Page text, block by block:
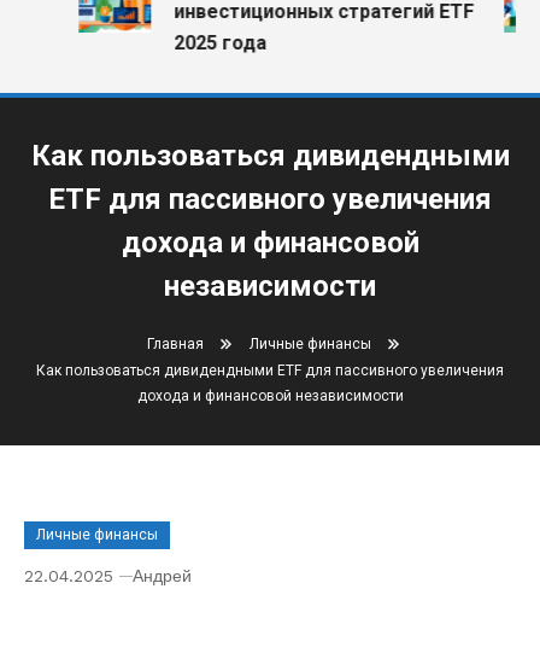
инвестиционных стратегий ETF
2025 года
Как пользоваться дивидендными
ETF для пассивного увеличения
дохода и финансовой
независимости
Главная
Личные финансы
Как пользоваться дивидендными ETF для пассивного увеличения
дохода и финансовой независимости
Личные финансы
22.04.2025 Андрей